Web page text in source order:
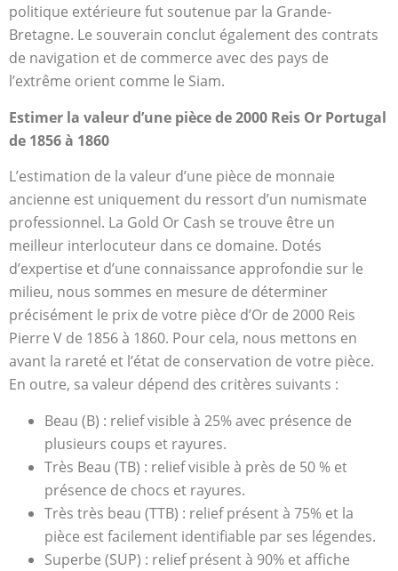
politique extérieure fut soutenue par la Grande-
Bretagne. Le souverain conclut également des contrats
de navigation et de commerce avec des pays de
l’extrême orient comme le Siam.
Estimer la valeur d’une pièce de 2000 Reis Or Portugal
de 1856 à 1860
L’estimation de la valeur d’une pièce de monnaie
ancienne est uniquement du ressort d’un numismate
professionnel. La Gold Or Cash se trouve être un
meilleur interlocuteur dans ce domaine. Dotés
d’expertise et d’une connaissance approfondie sur le
milieu, nous sommes en mesure de déterminer
précisément le prix de votre pièce d’Or de 2000 Reis
Pierre V de 1856 à 1860. Pour cela, nous mettons en
avant la rareté et l’état de conservation de votre pièce.
En outre, sa valeur dépend des critères suivants :
Beau (B) : relief visible à 25% avec présence de
plusieurs coups et rayures.
Très Beau (TB) : relief visible à près de 50 % et
présence de chocs et rayures.
Très très beau (TTB) : relief présent à 75% et la
pièce est facilement identifiable par ses légendes.
Superbe (SUP) : relief présent à 90% et affiche